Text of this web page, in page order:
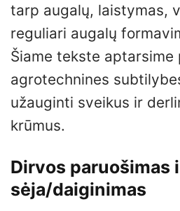
tarp augalų, laistymas,
reguliari augalų
Šiame tekste aptarsime
agrotechnines
užauginti sveikus ir
krūmus.
Dirvos paruošimas
sėja/daiginimas